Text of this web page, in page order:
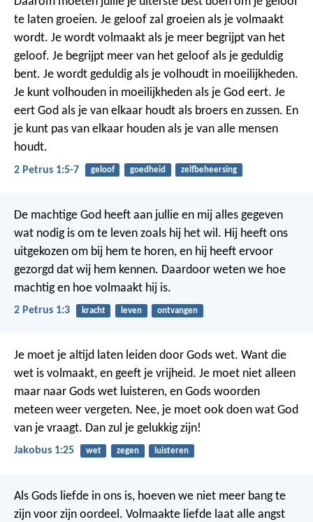
te laten groeien. Je geloof zal groeien als je volmaakt
wordt. Je wordt volmaakt als je meer begrijpt van het
geloof. Je begrijpt meer van het geloof als je geduldig
bent. Je wordt geduldig als je volhoudt in moeilijkheden.
Je kunt volhouden in moeilijkheden als je God eert. Je
eert God als je van elkaar houdt als broers en zussen. En
je kunt pas van elkaar houden als je van alle mensen
houdt.
2 Petrus 1:5-7 geloof goedheid zelfbeheersing
De machtige God heeft aan jullie en mij alles gegeven
wat nodig is om te leven zoals hij het wil. Hij heeft ons
uitgekozen om bij hem te horen, en hij heeft ervoor
gezorgd dat wij hem kennen. Daardoor weten we hoe
machtig en hoe volmaakt hij is.
2 Petrus 1:3 kracht leven ontvangen
Je moet je altijd laten leiden door Gods wet. Want die
wet is volmaakt, en geeft je vrijheid. Je moet niet alleen
maar naar Gods wet luisteren, en Gods woorden
meteen weer vergeten. Nee, je moet ook doen wat God
van je vraagt. Dan zul je gelukkig zijn!
Jakobus 1:25 wet zegen luisteren
Als Gods liefde in ons is, hoeven we niet meer bang te
zijn voor zijn oordeel. Volmaakte liefde laat alle angst